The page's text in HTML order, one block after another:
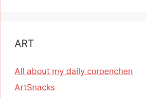
ART
All about my daily coroenchen
ArtSnacks